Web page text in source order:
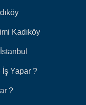
Kadıköy
İş Yapar ?
?